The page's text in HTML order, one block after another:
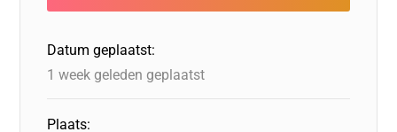
o
o
k
n o
n
s
p
Datum geplaatst:
1 week geleden geplaatst
Plaats: